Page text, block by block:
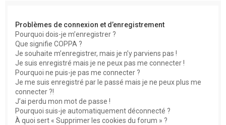
Problèmes de connexion et d’enregistrement
Pourquoi dois-je m’enregistrer ?
Que signifie COPPA ?
Je souhaite m’enregistrer, mais je n’y parviens pas !
Je suis enregistré mais je ne peux pas me connecter !
Pourquoi ne puis-je pas me connecter ?
Je me suis enregistré par le passé mais je ne peux plus me
connecter ?!
J’ai perdu mon mot de passe !
Pourquoi suis-je automatiquement déconnecté ?
À quoi sert « Supprimer les cookies du forum » ?